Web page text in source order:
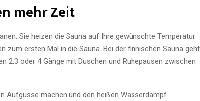
mehr Zeit
Sie heizen die Sauna auf Ihre gewünschte Temperatur
zum ersten Mal in die Sauna. Bei der finnischen Sauna geht
2,3 oder 4 Gänge mit Duschen und Ruhepausen zwischen
Aufgüsse machen und den heißen Wasserdampf